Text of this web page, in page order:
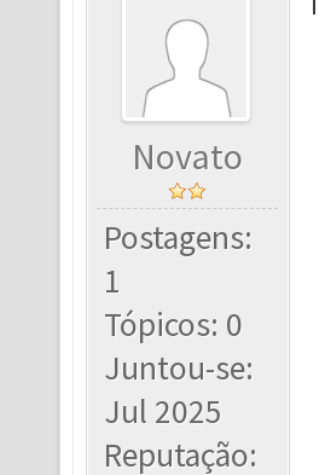
Novato
Postagens:
1
Tópicos: 0
Juntou-se:
Jul 2025
Reputação: